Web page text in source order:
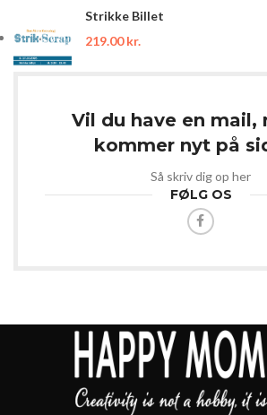
Strikke Billet
219.00kr.
Vil du have en mail,
kommer nyt på
Så skriv dig op her
FØLG OS